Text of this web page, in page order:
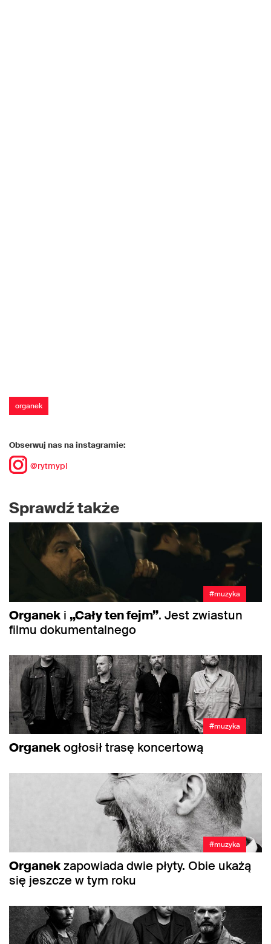
organek
Obserwuj nas na instagramie:
@rytmypl
Sprawdź także
#muzyka
Organek i „Cały ten fejm”. Jest zwiastun
filmu dokumentalnego
#muzyka
Organekogłosił trasę koncertową
#muzyka
Organekzapowiada dwie płyty. Obie ukażą
się jeszcze w tym roku